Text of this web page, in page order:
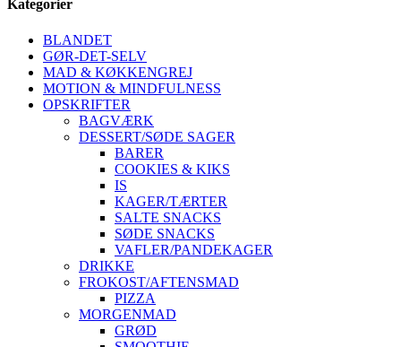
Kategorier
BLANDET
GØR-DET-SELV
MAD & KØKKENGREJ
MOTION & MINDFULNESS
OPSKRIFTER
BAGVÆRK
DESSERT/SØDE SAGER
BARER
COOKIES & KIKS
IS
KAGER/TÆRTER
SALTE SNACKS
SØDE SNACKS
VAFLER/PANDEKAGER
DRIKKE
FROKOST/AFTENSMAD
PIZZA
MORGENMAD
GRØD